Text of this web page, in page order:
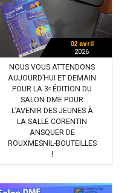
02 avril
2026
NOUS VOUS ATTENDONS
AUJOURD’HUI ET DEMAIN
POUR LA 3ᵉ ÉDITION DU
SALON DME POUR
L’AVENIR DES JEUNES À
LA SALLE CORENTIN
ANSQUER DE
ROUXMESNIL-BOUTEILLES
!